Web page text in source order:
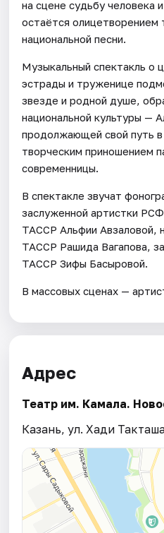
на сцене судьбу человека
остаётся олицетворением
национальной песни.
Музыкальный спектакль о
эстрады и труженице
звезде и родной душе,
национальной культуры —
продолжающей свой путь
творческим приношением
современницы.
В спектакле звучат
заслуженной артистки
ТАССР Альфии Авзаловой,
ТАССР Рашида Вагапова,
ТАССР Зифы Басыровой.
В массовых сценах —
Адрес
Театр им. Камала.
Казань, ул. Хади